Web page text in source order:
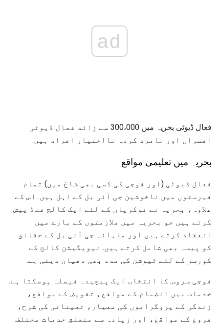
ad
فعال ڈیوٹی بحریہ میں 300،000 سے زائد فعال ڈیوٹی
افسران اور نامزد کردہ نااختیار افراد ہیں.
بحریہ میں تعلیمی مواقع
فعال ڈیوٹی (اور فوجی کی کسی بھی شاخ میں) تمام
فہرستوں میں ناخوشین جی آئی بل کے اہل ہیں. اس کے
علاوہ، بحریہ نے نوکریاں کے لئے ایک کالج فنڈ پیش
کرتے ہیں جو بحریہ میں ملازمتوں کے بارے میں
انعقاد کرتے ہیں اور ماہانہ جی آئی بل کے حقائق
کو پیسہ بھی شامل کرتے ہیں. نیویگیشن کالج کے
کورسز کے لئے ٹیوشن کی مدد بھی دھیان دیتی ہے.
فوجی سروس کا انتخاب ایک پیچیدہ فیصلہ ہوسکتا ہے.
خدمات میں انضمام کے مواقع، تفویض کے مواقع،
زندگی کے پروگراموں کی معیار، تعیناتی کی شرح،
فروغ کے مواقع، اور زیادہ سے متعلق خدمات مختلف